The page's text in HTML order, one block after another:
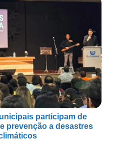
participam de
prevenção a desastres